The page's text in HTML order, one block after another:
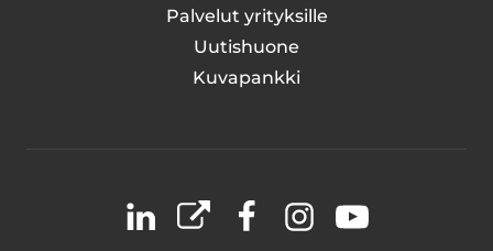
Palvelut yrityksille
Uutishuone
Kuvapankki
LinkedIn
X FacebookInstagramYouTube